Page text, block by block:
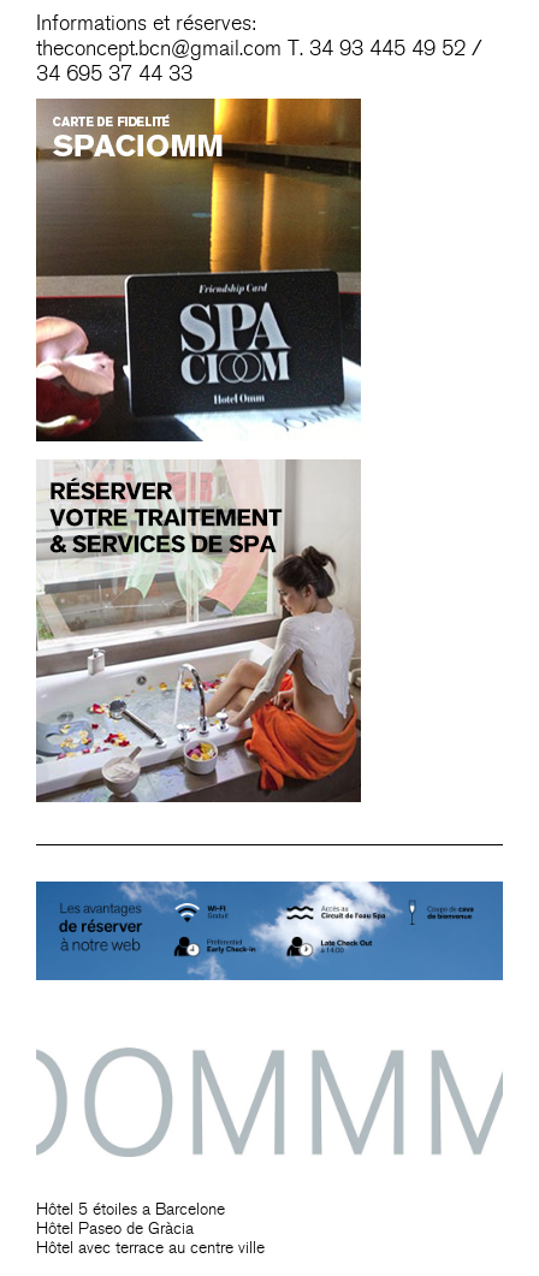
Informations et réserves:
theconcept.bcn@gmail.com T. 34 93 445 49 52 /
34 695 37 44 33
Hôtel 5 étoiles a Barcelone
Hôtel Paseo de Gràcia
Hôtel avec terrace au centre ville